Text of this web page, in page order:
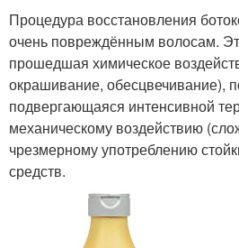
Процедура восстановления
очень повреждённым волосам.
прошедшая химическое
окрашивание, обесцвечивание),
подвергающаяся интенсивной
механическому воздействию
чрезмерному употреблению
средств.